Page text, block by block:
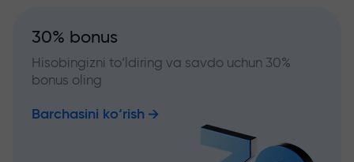
30% bonus
Hisobingizni to‘ldiring va savdo uchun 30%
bonus oling
Barchasini ko‘rish